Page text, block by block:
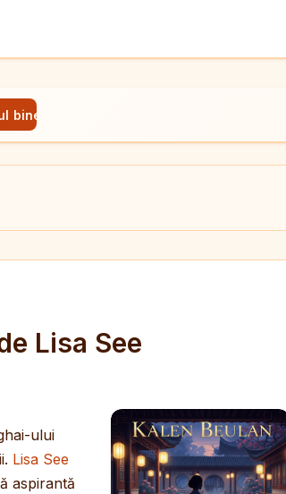
binelui de Lisa See
Lisa See
ului
Lisa See
aspirantă